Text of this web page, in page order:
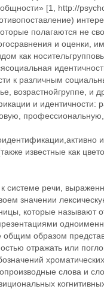
[1, http://
полагаются не
и оценки,
как
к различным
возрастнойгруппе, и
и идентичности:
профессиональную,
известные как
системе речи,
значении
которые называют
образом
отражать или
слова и